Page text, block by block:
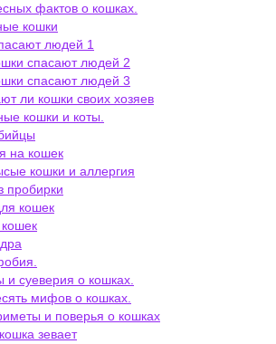
фактов о кошках.
кошки
людей 1
спасают людей 2
спасают людей 3
ли кошки своих хозяев
кошки и коты.
на кошек
кошки и аллергия
пробирки
кошек
и суеверия о кошках.
мифов о кошках.
и поверья о кошках
зевает